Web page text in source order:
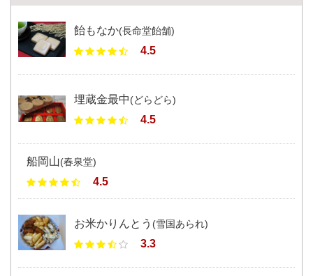
飴もなか(長命堂飴舗)
4.5
埋蔵金最中 (どらどら)
4.5
船岡山(春泉堂)
4.5
お米かりんとう (雪国あられ)
3.3